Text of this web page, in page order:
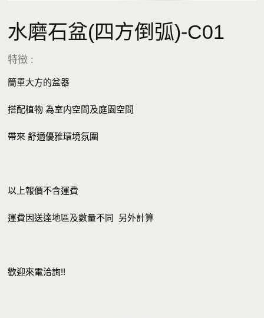
水磨石盆(四方倒弧)-C01
特徵 :
簡單大方的盆器
搭配植物 為室内空間及庭園空間
帶來 舒適優雅環境氛圍
以上報價不含運費
運費因送達地區及數量不同 另外計算
歡迎來電洽詢!!